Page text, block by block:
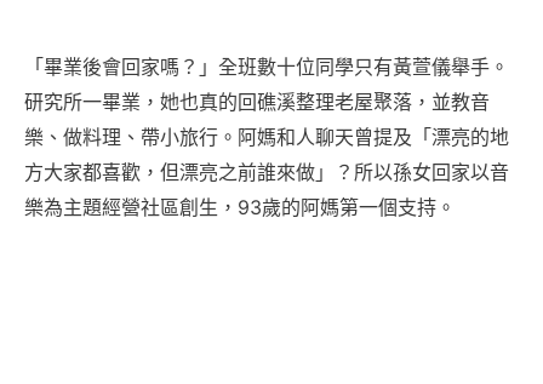
「畢業後會回家嗎？」全班數十位同學只有黃萱儀舉手。
研究所一畢業，她也真的回礁溪整理老屋聚落，並教音
樂、做料理、帶小旅行。阿媽和人聊天曾提及「漂亮的地
方大家都喜歡，但漂亮之前誰來做」？所以孫女回家以音
樂為主題經營社區創生，93歲的阿媽第一個支持。